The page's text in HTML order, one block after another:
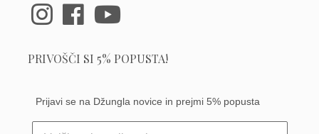
PRIVOŠČI SI 5% POPUSTA!
Prijavi se na Džungla novice in prejmi 5% popusta